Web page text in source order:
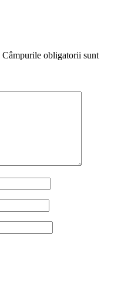
Câmpurile obligatorii sunt